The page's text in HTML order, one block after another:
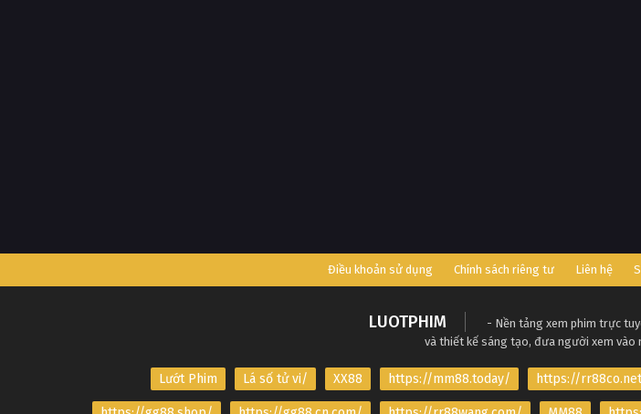
Điều khoản sử dụng Chính sách riêng tư Liên hệ
LUOTPHIM
- Nền tảng xem phim trực
và thiết kế sáng tạo, đưa người xem
Lướt Phim Lá số tử vi/ XX88 https://mm88.today/ https://